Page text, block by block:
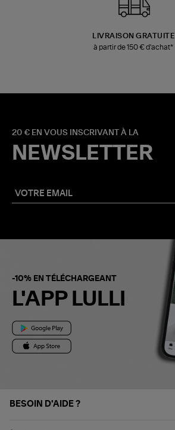
LIVRAISON GRATUITE
à partir de 150 € d'achat*
20 € EN VOUS INSCRIVANT À LA
NEWSLETTER
-10% EN TÉLÉCHARGEANT
L'APP LULLI
BESOIN D'AIDE ?